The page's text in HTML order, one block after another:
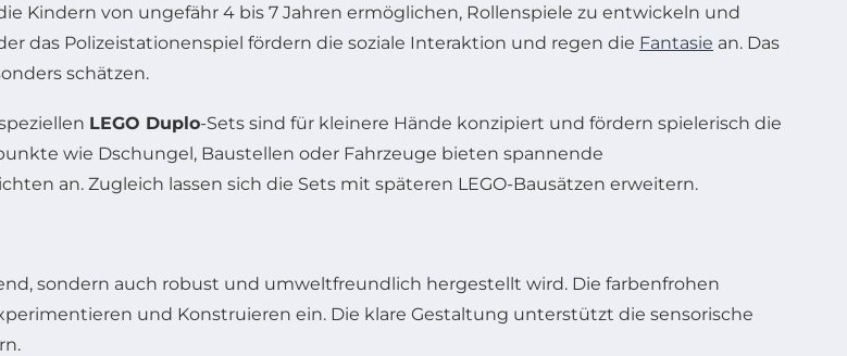
Kindern von ungefähr 4 bis 7 Jahren ermöglichen, Rollenspiele zu entwickeln und
das Polizeistationenspiel fördern die soziale Interaktion und regen die Fantasie an. Das
schätzen.
LEGO Duplo-Sets sind für kleinere Hände konzipiert und fördern spielerisch die
wie Dschungel, Baustellen oder Fahrzeuge bieten spannende
an. Zugleich lassen sich die Sets mit späteren LEGO-Bausätzen erweitern.
sondern auch robust und umweltfreundlich hergestellt wird. Die farbenfrohen
und Konstruieren ein. Die klare Gestaltung unterstützt die sensorische